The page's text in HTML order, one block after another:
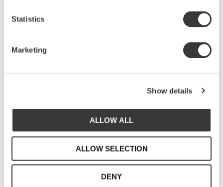
Statistics
Marketing
Show details
ALLOW ALL
ALLOW SELECTION
DENY
vit stengodslera. Ugns-, mikro- och
portugisiskt hantverk
Vi är Sthål - Susanna Theander och Helena
Åkesson-Liedberg. Två svenska kreativa själar med